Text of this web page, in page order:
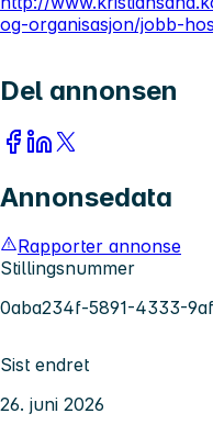
og-organisasjon/jobb-
Del annonsen
Annonsedata
Rapporter annonse
Stillingsnummer
0aba234f-5891-4333-
Sist endret
26. juni 2026